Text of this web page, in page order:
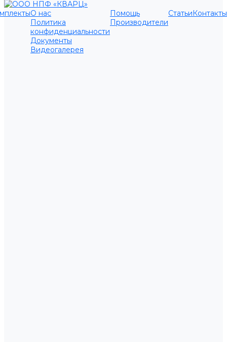
О нас
Политика
конфиденциальности
Документы
Видеогалерея
Помощь
Производители
СтатьиКонтакты